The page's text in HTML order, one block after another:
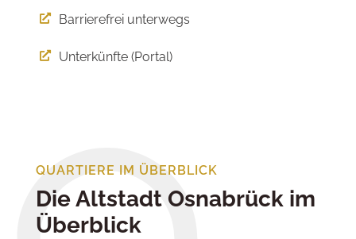
 Barrierefrei unterwegs
 Unterkünfte (Portal)
QUARTIERE IM ÜBERBLICK
Die Altstadt Osnabrück im
Überblick